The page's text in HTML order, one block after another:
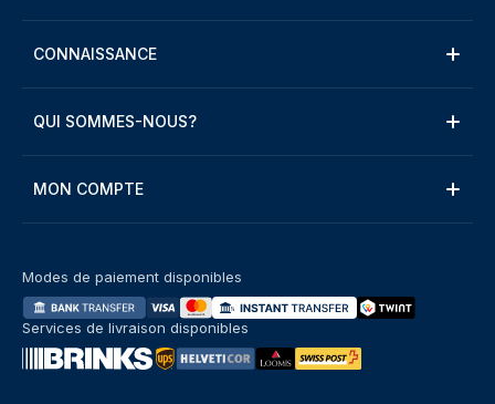
CONNAISSANCE
QUI SOMMES-NOUS?
MON COMPTE
Modes de paiement disponibles
Services de livraison disponibles